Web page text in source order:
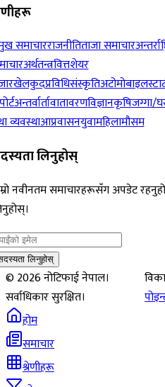
समाचारराजनीतिताजा समाचार
अर्थतन्त्रवित्तशेयर
खेलकुदप्रविधिसंस्कृतिअटोमोबाइल
अन्तर्वार्तावातावरणविज्ञानकृषिजग्गा/
व्यवस्थाआप्रवासनयुवामहिलामौसम
लिनुहोस्
नवीनतम समाचारहरूसँग अपडेट
लिनुहोस्
©2026नोटिफाई नेपाल।
सर्वाधिकार सुरक्षित।
होम
समाचार
श्रेणीहरू